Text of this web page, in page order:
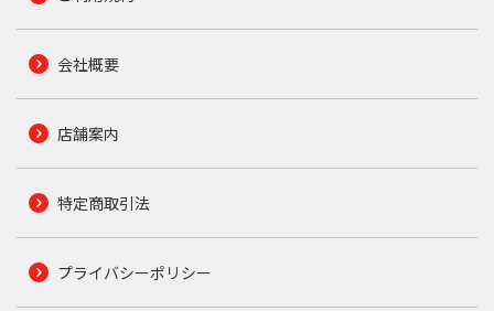
会社概要
店舗案内
特定商取引法
プライバシーポリシー